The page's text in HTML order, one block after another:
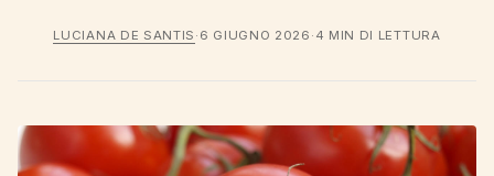
LUCIANA DE SANTIS · 6 GIUGNO 2026 · 4 MIN DI LETTURA